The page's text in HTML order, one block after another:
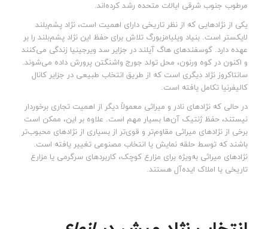
مرطوب جنوب شرقی ایالات متحده رشد کرده‌اند.
یکی از نژادهایی که از نظر تاریخی دارای اهمیت است، نژاد پشم‌بلند
لایکستر است. بنیاد ویلیامزبورگ تلاش برای حفظ این نژاد پشم‌بلند را بر
عهده دارد. گوسفندهای هاگ آیلند در جزایر سد ویرجینیا زندگی می‌کنند
و اکنون در کوه ورنون، محل تولد جورج واشنگتن پرورش داده می‌شوند.
سانتاکروز نژاد دیگری است که از طریق انتخاب طبیعی در جزایر کانال
کالیفرنیا تکامل یافته است.
در حالی که نژادهای نادر و میراثی معمولاً دیگر از اهمیت تجاری برخوردار
نیستند، حفظ ژنتیک آن‌ها بسیار مهم است. علاوه بر این، ممکن است
برخی از نژادهای میراثی مقاوم‌تر و قوی‌تر از بسیاری از نژادهای محبوب‌تر
باشند که توسط حلقه نمایش یا انتخاب مصنوعی تغییر یافته است.
نژادهای میراثی به‌ویژه برای مزارع کوچک، کاربردهای سرگرمی یا مزارع
تاریخی یا املاک ایده‌آل هستند.